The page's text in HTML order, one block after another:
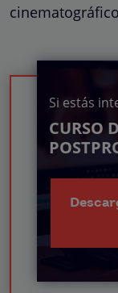
Si estás
CURSO